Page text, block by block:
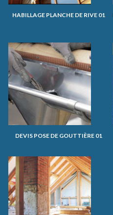
HABILLAGE PLANCHE DE RIVE 01
DEVIS POSE DE GOUTTIÈRE 01